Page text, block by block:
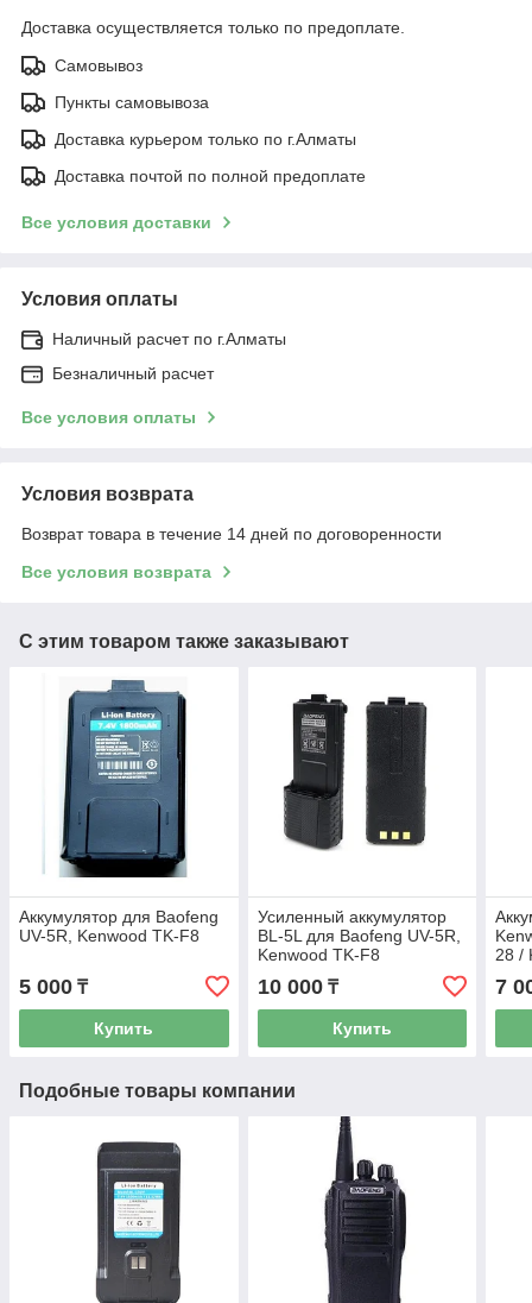
Доставка осуществляется только по предоплате.
Самовывоз
Пункты самовывоза
Доставка курьером только по г.Алматы
Доставка почтой по полной предоплате
Все условия доставки
Условия оплаты
Наличный расчет по г.Алматы
Безналичный расчет
Все условия оплаты
Условия возврата
Возврат товара в течение 14 дней по договоренности
Все условия возврата
С этим товаром также заказывают
Аккумулятор для Baofeng
UV-5R, Kenwood TK-F8
5 000 ₸
Купить
Усиленный аккумулятор
BL-5L для Baofeng UV-5R,
Kenwood TK-F8
10 000₸
Купить
28 /
7
Подобные товары компании